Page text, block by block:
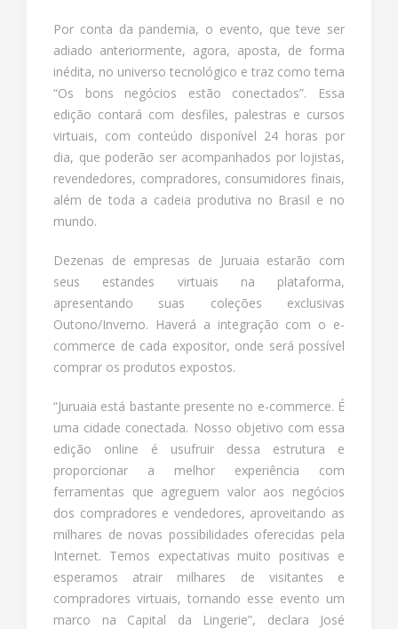
Por conta da pandemia, o evento, que teve ser
adiado anteriormente, agora, aposta, de forma
inédita, no universo tecnológico e traz como tema
“Os bons negócios estão conectados”. Essa
edição contará com desfiles, palestras e cursos
virtuais, com conteúdo disponível 24 horas por
dia, que poderão ser acompanhados por lojistas,
revendedores, compradores, consumidores finais,
além de toda a cadeia produtiva no Brasil e no
mundo.
Dezenas de empresas de Juruaia estarão com
seus estandes virtuais na plataforma,
apresentando suas coleções exclusivas
Outono/Inverno. Haverá a integração com o e-
commerce de cada expositor, onde será possível
comprar os produtos expostos.
“Juruaia está bastante presente no e-commerce. É
uma cidade conectada. Nosso objetivo com essa
edição online é usufruir dessa estrutura e
proporcionar a melhor experiência com
ferramentas que agreguem valor aos negócios
dos compradores e vendedores, aproveitando as
milhares de novas possibilidades oferecidas pela
Internet. Temos expectativas muito positivas e
esperamos atrair milhares de visitantes e
compradores virtuais, tornando esse evento um
marco na Capital da Lingerie”, declara José